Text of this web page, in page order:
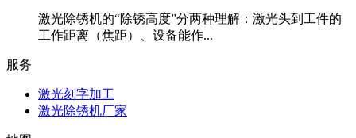
激光除锈机的“除锈高度”分两种理解：激光头到工件的
工作距离（焦距）、设备能作...
服务
激光刻字加工
激光除锈机厂家